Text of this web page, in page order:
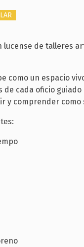
lucense de talleres
como un espacio
de cada oficio
y comprender